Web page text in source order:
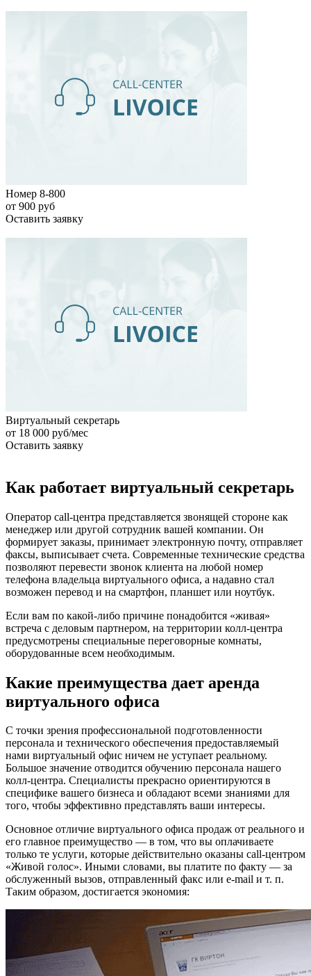
Номер 8-800
от 900 руб
Оставить заявку
Виртуальный секретарь
от 18 000 руб/мес
Оставить заявку
Как работает виртуальный секретарь
Оператор call-центра представляется звонящей стороне как
менеджер или другой сотрудник вашей компании. Он
формирует заказы, принимает электронную почту, отправляет
факсы, выписывает счета. Современные технические средства
позволяют перевести звонок клиента на любой номер
телефона владельца виртуального офиса, а надавно стал
возможен перевод и на смартфон, планшет или ноутбук.
Если вам по какой-либо причине понадобится «живая»
встреча с деловым партнером, на территории колл-центра
предусмотрены специальные переговорные комнаты,
оборудованные всем необходимым.
Какие преимущества дает аренда
виртуального офиса
С точки зрения профессиональной подготовленности
персонала и технического обеспечения предоставляемый
нами виртуальный офис ничем не уступает реальному.
Большое значение отводится обучению персонала нашего
колл-центра. Специалисты прекрасно ориентируются в
специфике вашего бизнеса и обладают всеми знаниями для
того, чтобы эффективно представлять ваши интересы.
Основное отличие виртуального офиса продаж от реального и
его главное преимущество — в том, что вы оплачиваете
только те услуги, которые действительно оказаны call-центром
«Живой голос». Иными словами, вы платите по факту — за
обслуженный вызов, отправленный факс или e-mail и т. п.
Таким образом, достигается экономия: